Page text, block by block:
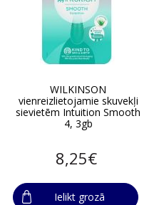
WILKINSON
vienreizlietojamie skuvekļi
sievietēm Intuition Smooth
4, 3gb
8,25€
Ielikt grozā